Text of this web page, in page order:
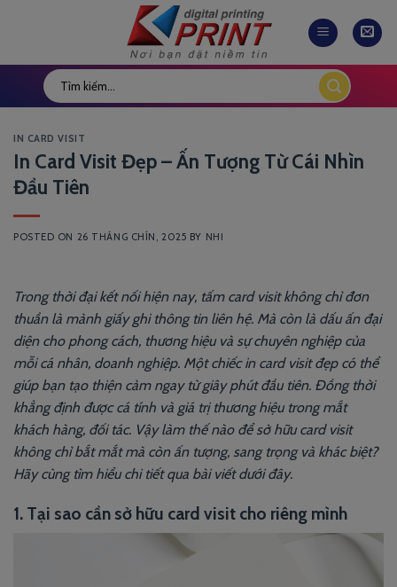
IN CARD VISIT
In Card Visit Đẹp – Ấn Tượng Từ Cái Nhìn
Đầu Tiên
POSTED ON 26 THÁNG CHÍN, 2025 BY NHI
Trong thời đại kết nối hiện nay, tấm card visit không chỉ đơn
thuần là mảnh giấy ghi thông tin liên hệ. Mà còn là dấu ấn đại
diện cho phong cách, thương hiệu và sự chuyên nghiệp của
mỗi cá nhân, doanh nghiệp. Một chiếc in card visit đẹp có thể
giúp bạn tạo thiện cảm ngay từ giây phút đầu tiên. Đồng thời
khẳng định được cá tính và giá trị thương hiệu trong mắt
khách hàng, đối tác. Vậy làm thế nào để sở hữu card visit
không chỉ bắt mắt mà còn ấn tượng, sang trọng và khác biệt?
Hãy cùng tìm hiểu chi tiết qua bài viết dưới đây.
1. Tại sao cần sở hữu card visit cho riêng mình